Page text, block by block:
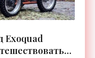
Exoquad